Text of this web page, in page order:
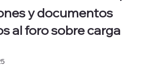
y documentos
al foro sobre carga